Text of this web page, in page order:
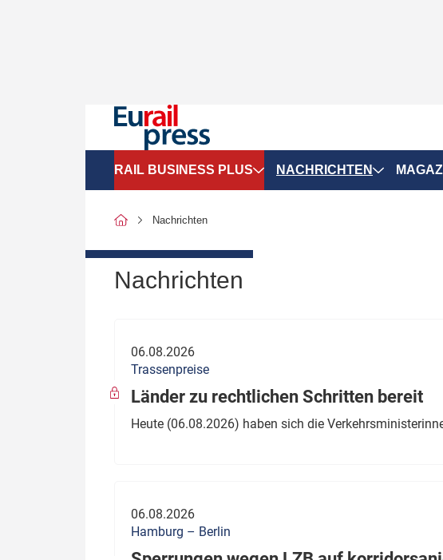
RAIL BUSINESS PLUS
SPNV-Marktdaten
Politik
wen?
Thema des Monats
NACHRICHTEN
Nachrichten
Nachrichten
06.08.2026
Trassenpreise
Länder zu rechtlichen Schritten bereit
Heute (06.08.2026) haben sich die
06.08.2026
Hamburg – Berlin